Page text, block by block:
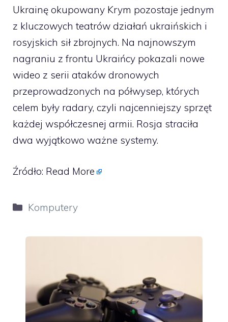
Ukrainę okupowany Krym pozostaje jednym
z kluczowych teatrów działań ukraińskich i
rosyjskich sił zbrojnych. Na najnowszym
nagraniu z frontu Ukraińcy pokazali nowe
wideo z serii ataków dronowych
przeprowadzonych na półwysep, których
celem były radary, czyli najcenniejszy sprzęt
każdej współczesnej armii. Rosja straciła
dwa wyjątkowo ważne systemy.
Źródło: Read More
Kategorie
Komputery